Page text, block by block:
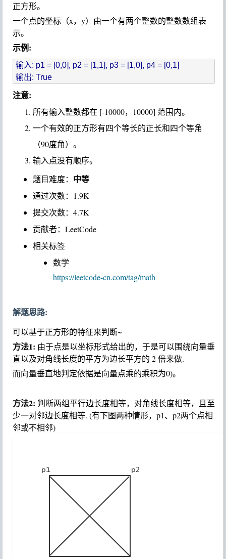
正方形。
一个点的坐标（x，y）由一个有两个整数的整数数组表
示。
示例:
输入: p1 = [0,0], p2 = [1,1], p3 = [1,0], p4 = [0,1]
注意:
所有输入整数都在 [-10000，10000] 范围内。
一个有效的正方形有四个等长的正长和四个等角
（90度角）。
输入点没有顺序。
题目难度： 中等
通过次数：1.9K
提交次数：4.7K
贡献者：LeetCode
相关标签
数学
https://leetcode-cn.com/tag/math
解题思路:
可以基于正方形的特征来判断~
方法1: 由于点是以坐标形式给出的，于是可以围绕向量垂
直以及对角线长度的平方为边长平方的 2 倍来做.
而向量垂直地判定依据是向量点乘的乘积为0)。
方法2: 判断两组平行边长度相等，对角线长度相等，且至
少一对邻边长度相等. (有下图两种情形，p1、p2两个点相
邻或不相邻)